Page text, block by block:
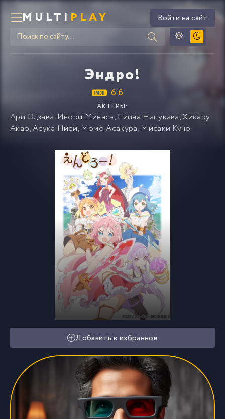
MULTI PLAY Войти на сайт
Эндро!
6.6
АКТЕРЫ:
Ари Одзава, Инори Минасэ,Сиина Нацукава,Хикару
Акао,Асука Ниси, Момо Асакура, Мисаки Куно
Добавить в избранное